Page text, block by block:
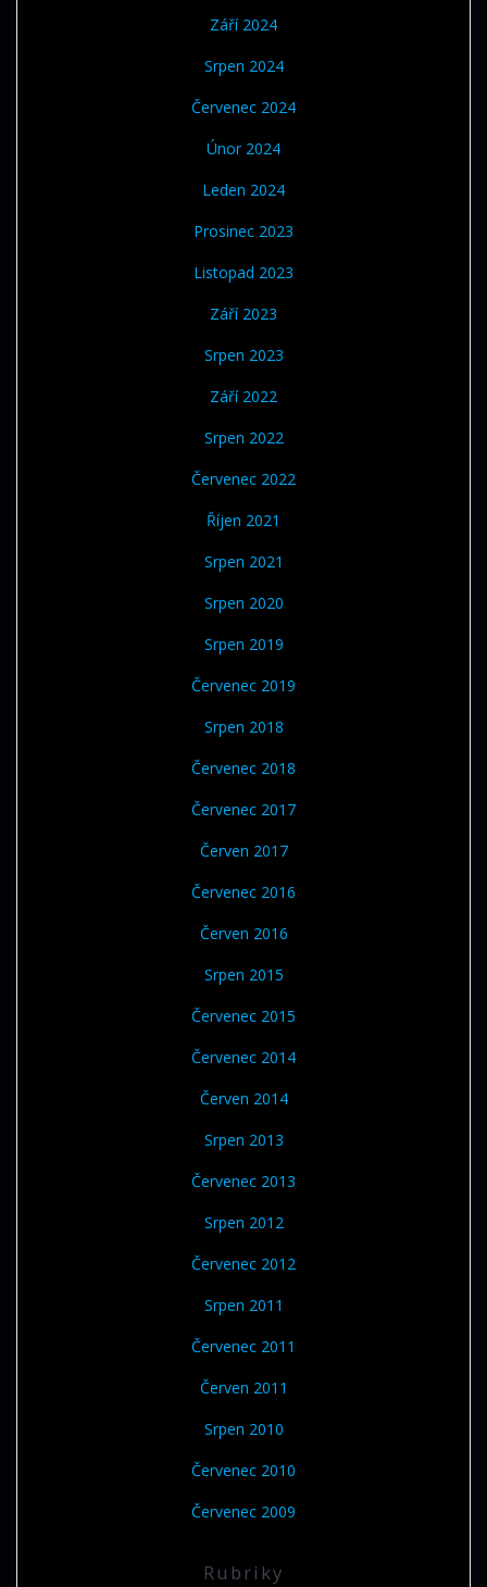
Září 2024
Srpen 2024
Červenec 2024
Únor 2024
Leden 2024
Prosinec 2023
Listopad 2023
Září 2023
Srpen 2023
Září 2022
Srpen 2022
Červenec 2022
Říjen 2021
Srpen 2021
Srpen 2020
Srpen 2019
Červenec 2019
Srpen 2018
Červenec 2018
Červenec 2017
Červen 2017
Červenec 2016
Červen 2016
Srpen 2015
Červenec 2015
Červenec 2014
Červen 2014
Srpen 2013
Červenec 2013
Srpen 2012
Červenec 2012
Srpen 2011
Červenec 2011
Červen 2011
Srpen 2010
Červenec 2010
Červenec 2009
Rubriky